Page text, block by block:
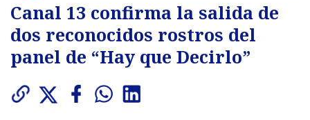
Canal 13 confirma la salida de
dos reconocidos rostros del
panel de “Hay que Decirlo”